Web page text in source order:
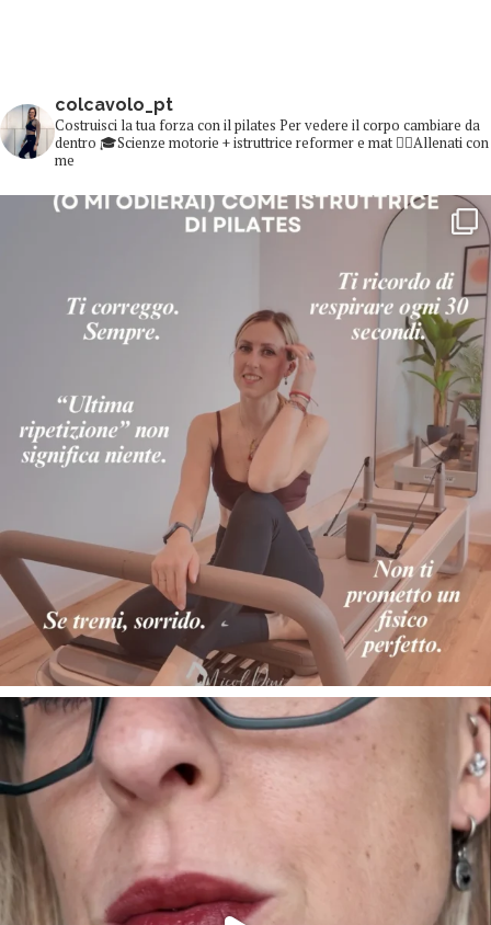
colcavolo_pt
Costruisci la tua forza con il pilates Per vedere il corpo cambiare da
dentro 🎓Scienze motorie + istruttrice reformer e mat 👇🏻Allenati con
me